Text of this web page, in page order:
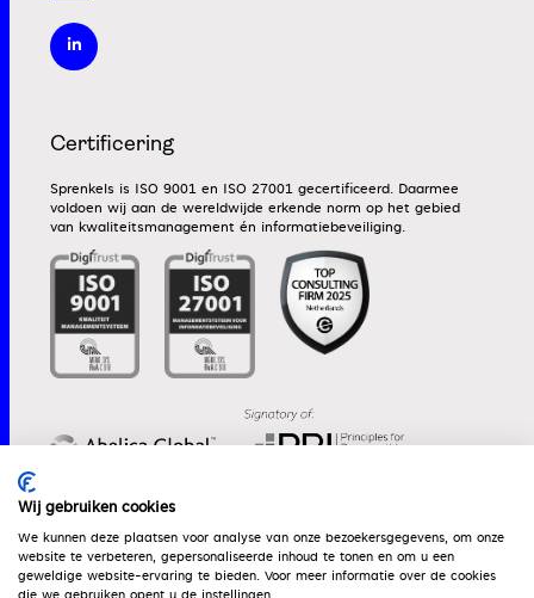
Certificering
Sprenkels is ISO 9001 en ISO 27001 gecertificeerd. Daarmee
voldoen wij aan de wereldwijde erkende norm op het gebied
van kwaliteitsmanagement én informatiebeveiliging.
Werken bij Algemene voorwaarden
Dienstenwijzer
Wij gebruiken cookies
We kunnen deze plaatsen voor analyse van onze bezoekersgegevens, om onze
website te verbeteren, gepersonaliseerde inhoud te tonen en om u een
geweldige website-ervaring te bieden. Voor meer informatie over de cookies
die we gebruiken opent u de instellingen.